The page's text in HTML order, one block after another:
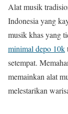
Alat musik
Indonesia yang
musik khas yang
minimal depo 10k
setempat.
memainkan alat
melestarikan